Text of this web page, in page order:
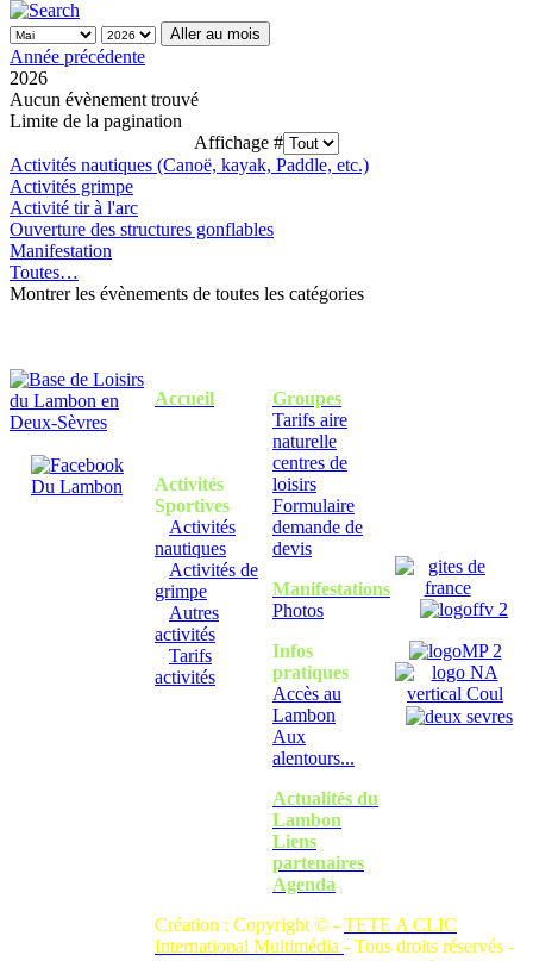
Aller au mois
Année précédente
2026
Aucun évènement trouvé
Limite de la pagination
Affichage #
Activités nautiques (Canoë, kayak, Paddle, etc.)
Activités grimpe
Activité tir à l'arc
Ouverture des structures gonflables
Manifestation
Toutes…
Montrer les évènements de toutes les catégories
Accueil
Activités
Sportives
Activités
nautiques
Activités de
grimpe
Autres
activités
Tarifs
activités
Groupes
Tarifs aire
naturelle
centres de
loisirs
Formulaire
demande de
devis
Manifestations
Photos
Infos
pratiques
Accès au
Lambon
Aux
alentours...
Actualités du
Lambon
Liens
partenaires
Agenda
Création : Copyright © - TETE A CLIC
International Multimédia - Tous droits réservés -